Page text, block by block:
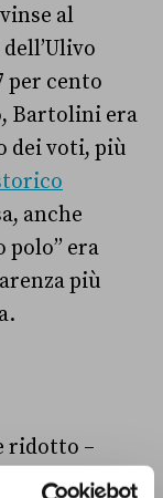
al
per cento
Bartolini era
dei voti, più
anche
polo” era
più
ridotto –
c’è però una